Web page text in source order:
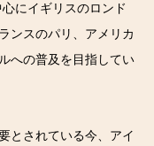
にイギリスのロンド
ンスのパリ、アメリカ
への普及を目指してい
とされている今、アイ